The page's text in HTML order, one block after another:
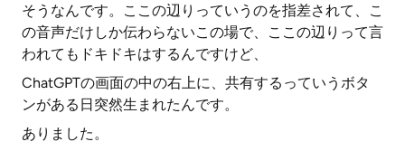
そうなんです。ここの辺りっていうのを指差されて、こ
の音声だけしか伝わらないこの場で、ここの辺りって言
われてもドキドキはするんですけど、
ChatGPTの画面の中の右上に、共有するっていうボタ
ンがある日突然生まれたんです。
ありました。